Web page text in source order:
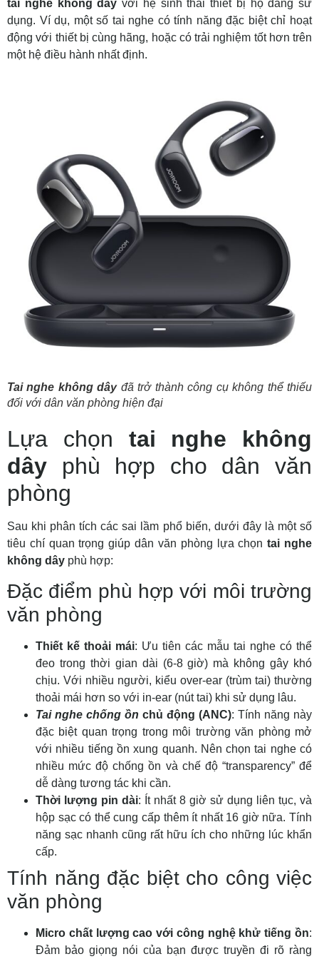
tai nghe không dây với hệ sinh thái thiết bị họ đang sử
dụng. Ví dụ, một số tai nghe có tính năng đặc biệt chỉ hoạt
động với thiết bị cùng hãng, hoặc có trải nghiệm tốt hơn trên
một hệ điều hành nhất định.
Tai nghe không dâyđã trở thành công cụ không thể thiếu
đối với dân văn phòng hiện đại
Lựa chọn tai nghe không
dây phù hợp cho dân văn
phòng
Sau khi phân tích các sai lầm phổ biến, dưới đây là một số
tiêu chí quan trọng giúp dân văn phòng lựa chọntai nghe
không dây phù hợp:
Đặc điểm phù hợp với môi trường
văn phòng
Thiết kế thoải mái: Ưu tiên các mẫu tai nghe có thể
đeo trong thời gian dài (6-8 giờ) mà không gây khó
chịu. Với nhiều người, kiểu over-ear (trùm tai) thường
thoải mái hơn so với in-ear (nút tai) khi sử dụng lâu.
Tai nghe chống ồn chủ động (ANC): Tính năng này
đặc biệt quan trọng trong môi trường văn phòng mở
với nhiều tiếng ồn xung quanh. Nên chọn tai nghe có
nhiều mức độ chống ồn và chế độ “transparency” để
dễ dàng tương tác khi cần.
Thời lượng pin dài: Ít nhất 8 giờ sử dụng liên tục, và
hộp sạc có thể cung cấp thêm ít nhất 16 giờ nữa. Tính
năng sạc nhanh cũng rất hữu ích cho những lúc khẩn
cấp.
Tính năng đặc biệt cho công việc
văn phòng
Micro chất lượng cao với công nghệ khử tiếng ồn:
Đảm bảo giọng nói của bạn được truyền đi rõ ràng